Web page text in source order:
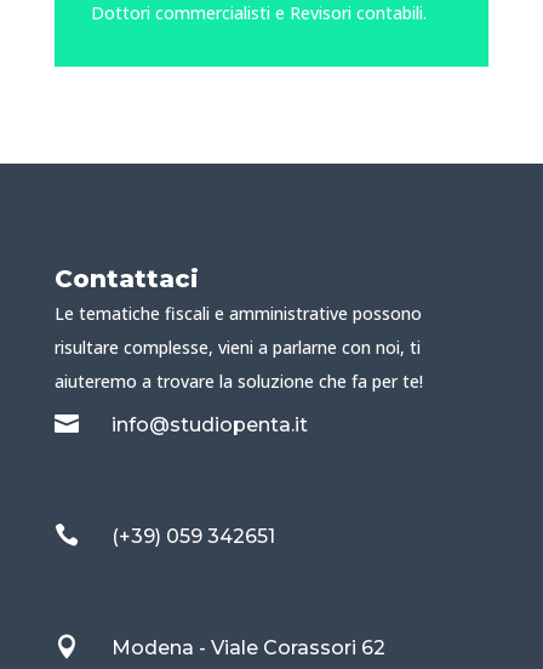
Dottori commercialisti e Revisori contabili.
Contattaci
Le tematiche fiscali e amministrative possono
risultare complesse, vieni a parlarne con noi, ti
aiuteremo a trovare la soluzione che fa per te!
 info@studiopenta.it
 (+39) 059 342651
 Modena - Viale Corassori 62